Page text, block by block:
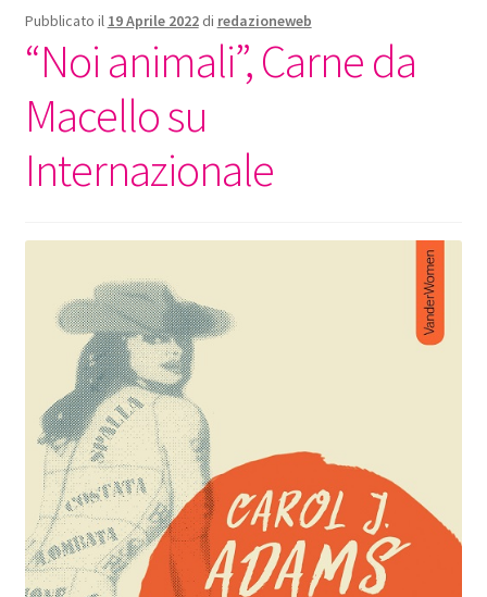
EVENTI
RASSEGNA STAMPA
CHI SIAMO
Pubblicato il 19 Aprile 2022 di redazioneweb
“Noi animali”, Carne da
Macello su
Internazionale